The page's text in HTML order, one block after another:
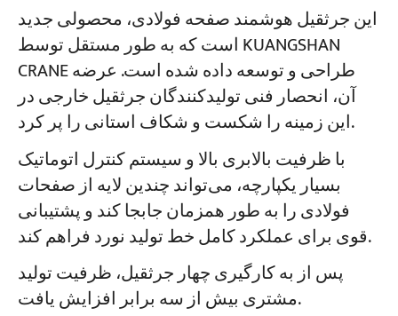
این جرثقیل هوشمند صفحه فولادی، محصولی جدید
است که به طور مستقل توسط KUANGSHAN
CRANE طراحی و توسعه داده شده است. عرضه
آن، انحصار فنی تولیدکنندگان جرثقیل خارجی در
این زمینه را شکست و شکاف استانی را پر کرد.
با ظرفیت بالابری بالا و سیستم کنترل اتوماتیک
بسیار یکپارچه، می‌تواند چندین لایه از صفحات
فولادی را به طور همزمان جابجا کند و پشتیبانی
قوی برای عملکرد کامل خط تولید نورد فراهم کند.
پس از به کارگیری چهار جرثقیل، ظرفیت تولید
مشتری بیش از سه برابر افزایش یافت.